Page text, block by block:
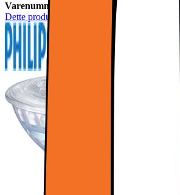
Varenummer:
Dette produktet er rangert med 5 av 5 stjerner.